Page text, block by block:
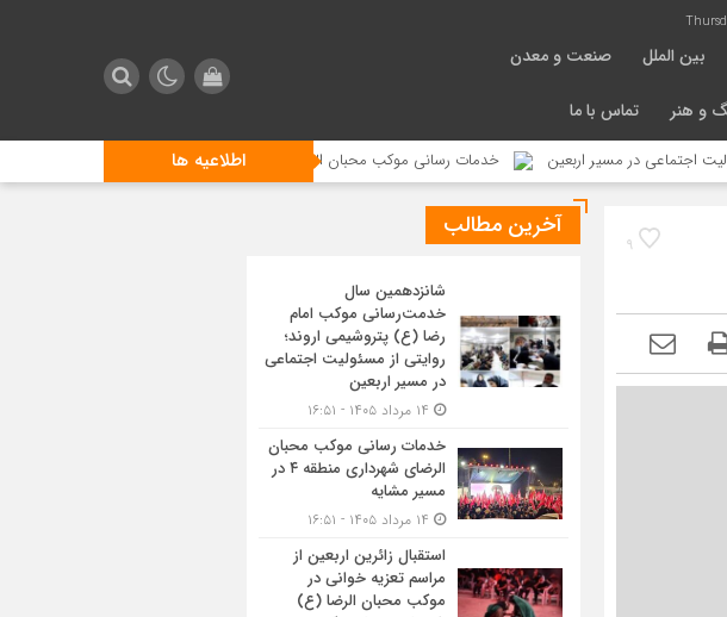
بین الملل صنعت و معدن
و هنر تماس با ما
اطلاعیه ها در مسیر اربعین خدمات رسانی موکب محبان الرضای شهرداری منطقه ۴ در مسیر مشایه
9
آخرین مطالب
شانزدهمین سال
خدمت‌رسانی موکب امام
رضا (ع) پتروشیمی اروند؛
روایتی از مسئولیت اجتماعی
در مسیر اربعین
خدمات رسانی موکب محبان
الرضای شهرداری منطقه ۴ در
مسیر مشایه
استقبال زائرین اربعین از
مراسم تعزیه خوانی در
موکب محبان الرضا (ع)